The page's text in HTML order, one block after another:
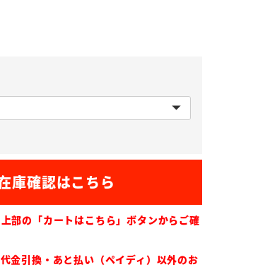
上部の「カートはこちら」ボタンからご確
代金引換・あと払い（ペイディ）以外のお